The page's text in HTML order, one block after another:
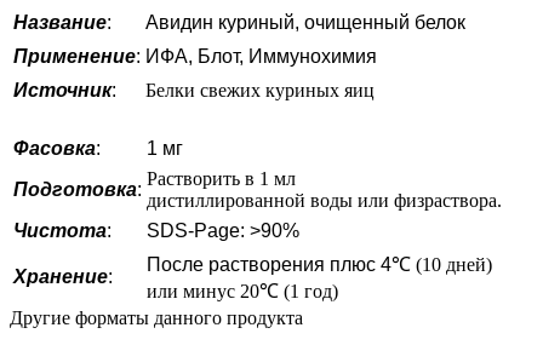
Название:
Авидин куриный, очищенный белок
Применение: ИФА, Блот, Иммунохимия
Источник: Белки свежих куриных яиц
Фасовка:
1 мг
Подготовка:
Растворить в 1 мл
дистиллированной воды или физраствора.
Чистота: SDS-Page: >90%
Хранение:
После растворения плюс 4℃ (10 дней)
или минус 20℃ (1 год)
Другие форматы данного продукта